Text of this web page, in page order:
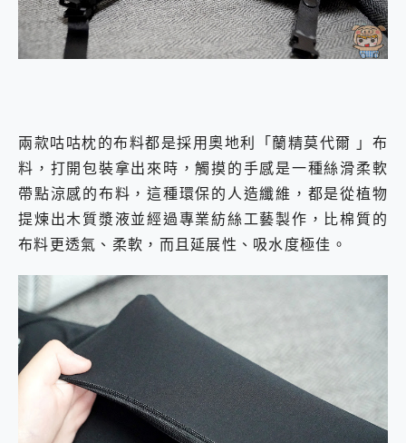
兩款咕咕枕的布料都是採用奧地利「蘭精莫代爾 」布
料，打開包裝拿出來時，觸摸的手感是一種絲滑柔軟
帶點涼感的布料，這種環保的人造纖維，都是從植物
提煉出木質漿液並經過專業紡絲工藝製作，比棉質的
布料更透氣、柔軟，而且延展性、吸水度極佳。